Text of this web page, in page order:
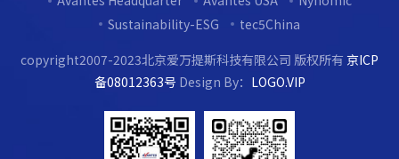
Sustainability-ESG
tec5China
copyright2007-2023北京爱万提斯科技有限公司 版权所有 京ICP
备08012363号 Design By： LOGO.VIP